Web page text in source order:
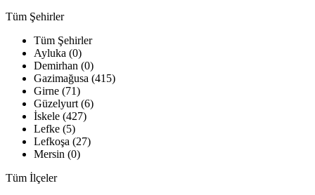
Tüm Şehirler
Tüm Şehirler
Ayluka (0)
Demirhan (0)
Gazimağusa (415)
Girne (71)
Güzelyurt (6)
İskele (427)
Lefke (5)
Lefkoşa (27)
Mersin (0)
Tüm İlçeler